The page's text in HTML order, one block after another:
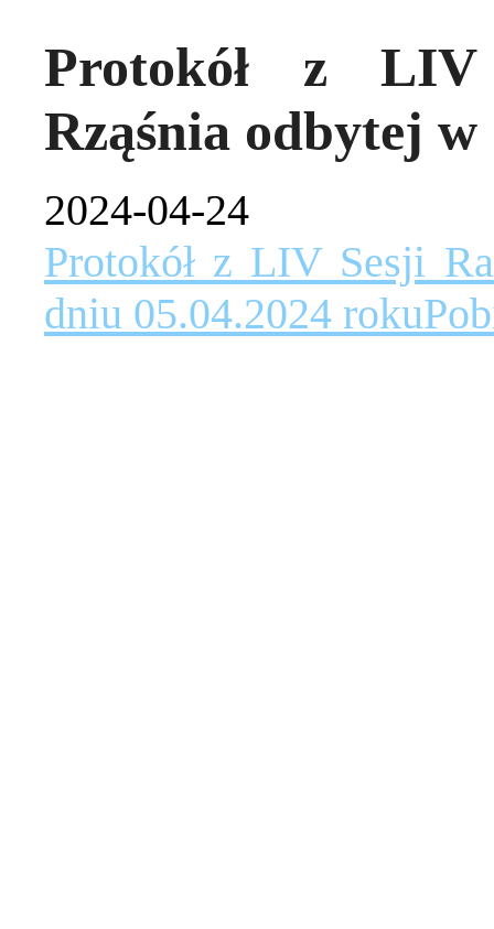
Protokół z
Rząśnia odbytej
2024-04-24
Protokół z LIV Sesji
dniu 05.04.2024 roku